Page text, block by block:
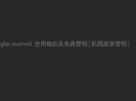
reserved. 使用條款及免責聲明 私隱政策聲明